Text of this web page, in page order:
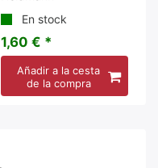
En stock
1,60 € *
Añadir a la cesta
de la compra